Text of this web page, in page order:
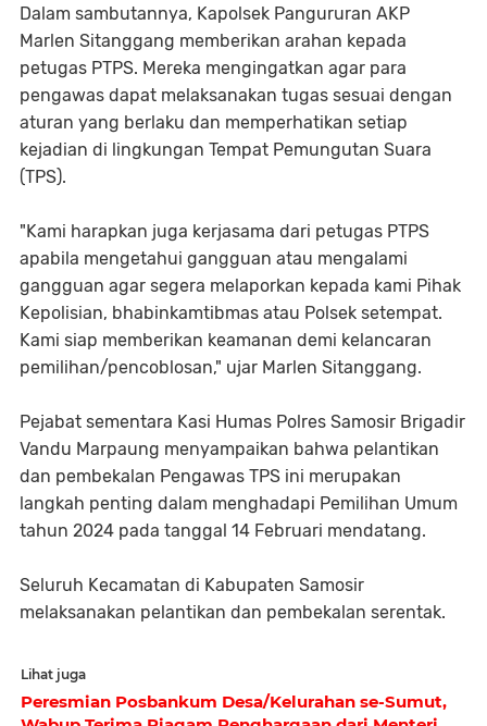
Dalam sambutannya, Kapolsek Pangururan AKP
Marlen Sitanggang memberikan arahan kepada
petugas PTPS. Mereka mengingatkan agar para
pengawas dapat melaksanakan tugas sesuai dengan
aturan yang berlaku dan memperhatikan setiap
kejadian di lingkungan Tempat Pemungutan Suara
(TPS).
"Kami harapkan juga kerjasama dari petugas PTPS
apabila mengetahui gangguan atau mengalami
gangguan agar segera melaporkan kepada kami Pihak
Kepolisian, bhabinkamtibmas atau Polsek setempat.
Kami siap memberikan keamanan demi kelancaran
pemilihan/pencoblosan," ujar Marlen Sitanggang.
Pejabat sementara Kasi Humas Polres Samosir Brigadir
Vandu Marpaung menyampaikan bahwa pelantikan
dan pembekalan Pengawas TPS ini merupakan
langkah penting dalam menghadapi Pemilihan Umum
tahun 2024 pada tanggal 14 Februari mendatang.
Seluruh Kecamatan di Kabupaten Samosir
melaksanakan pelantikan dan pembekalan serentak.
Lihat juga
Peresmian Posbankum Desa/Kelurahan se-Sumut,